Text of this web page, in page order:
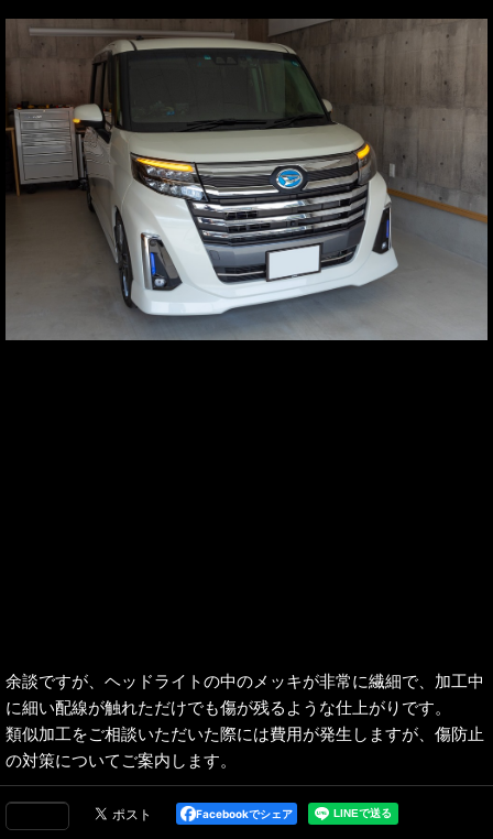
余談ですが、ヘッドライトの中のメッキが非常に繊細で、加工中
に細い配線が触れただけでも傷が残るような仕上がりです。
類似加工をご相談いただいた際には費用が発生しますが、傷防止
の対策についてご案内します。
Facebookでシェア